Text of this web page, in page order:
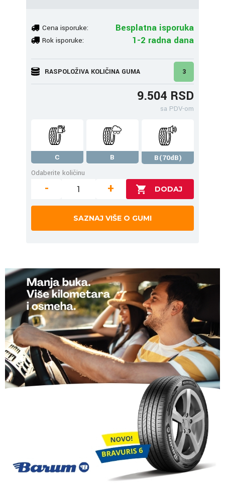
Cena isporuke: Besplatna isporuka
Rok isporuke: 1-2 radna dana
RASPOLOŽIVA KOLIČINA GUMA 3
9.504 RSD
sa PDV-om
C B
B(70dB)
Odaberite količinu
- +
SAZNAJ VIŠE O GUMI